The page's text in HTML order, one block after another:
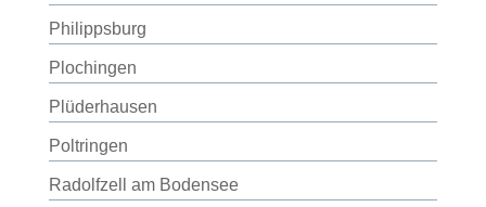
Philippsburg
Plochingen
Plüderhausen
Poltringen
Radolfzell am Bodensee